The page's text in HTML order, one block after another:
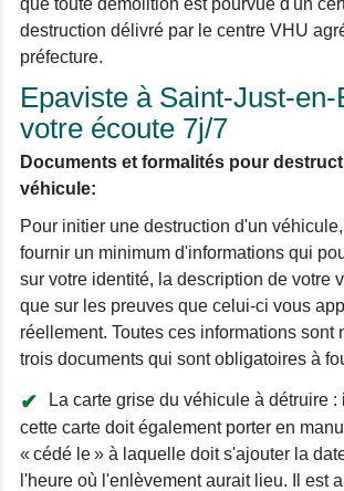
que toute démolition est pourvue d'un
destruction délivré par le centre VHU
préfecture.
Epaviste à Saint-Just-
votre écoute 7j/7
Documents et formalités pour
véhicule:
Pour initier une destruction d'un
fournir un minimum d'informations qui
sur votre identité, la description de votre
que sur les preuves que celui-ci vous
réellement. Toutes ces informations sont
trois documents qui sont obligatoires à
La carte grise du véhicule à détruire
cette carte doit également porter en
« cédé le » à laquelle doit s'ajouter la
l'heure où l'enlèvement aurait lieu. Il est